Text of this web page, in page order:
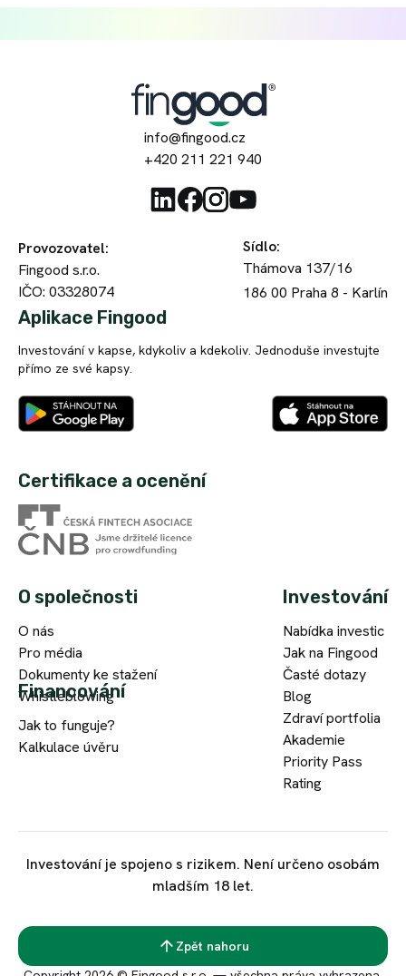
info@fingood.cz
+420 211 221 940
Provozovatel:
Fingood s.r.o.
IČO: 03328074
Sídlo:
Thámova 137/16
186 00 Praha 8 - Karlín
Aplikace Fingood
Investování v kapse, kdykoliv a kdekoliv. Jednoduše investujte
přímo ze své kapsy.
Certifikace a ocenění
O společnosti
O nás
Pro média
Dokumenty ke stažení
Whistleblowing
Investování
Nabídka investic
Jak na Fingood
Časté dotazy
Blog
Zdraví portfolia
Akademie
Priority Pass
Rating
Financování
Jak to funguje?
Kalkulace úvěru
Investování je spojeno s rizikem. Není určeno osobám
mladším 18 let.
Zpět nahoru